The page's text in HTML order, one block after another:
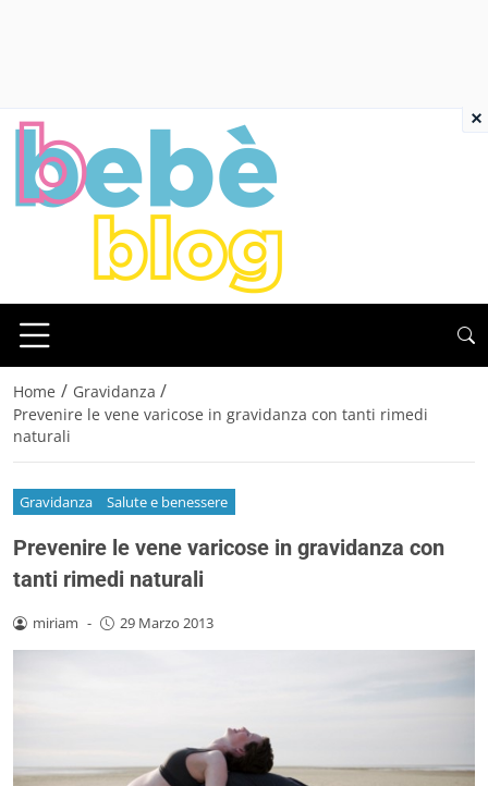
Home / Gravidanza /
Prevenire le vene varicose in gravidanza con tanti rimedi
naturali
Gravidanza Salute e benessere
Prevenire le vene varicose in gravidanza con
tanti rimedi naturali
miriam - 29 Marzo 2013
×